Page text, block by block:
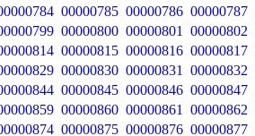
00000785 00000786 00000787
00000800 00000801 00000802
00000815 00000816 00000817
00000830 00000831 00000832
00000845 00000846 00000847
00000860 00000861 00000862
00000875 00000876 00000877